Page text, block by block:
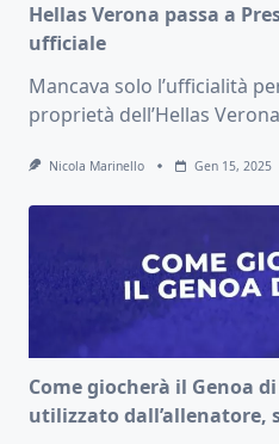
Hellas Verona passa a
ufficiale
Mancava solo l’ufficialità
proprietà dell’Hellas
Nicola Marinello Gen 15, 2025
Come giocherà il Genoa
utilizzato dall’allenatore,